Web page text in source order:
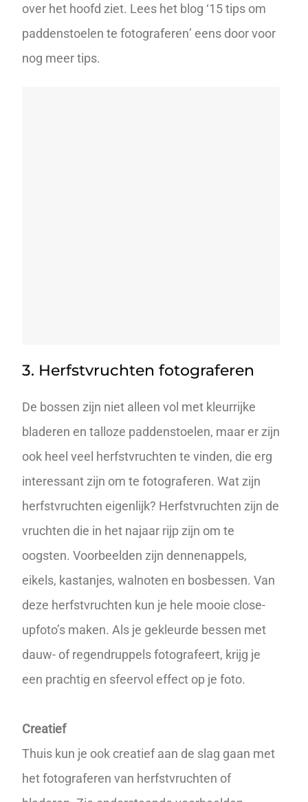
over het hoofd ziet. Lees het blog ‘15 tips om
paddenstoelen te fotograferen’ eens door voor
nog meer tips.
3. Herfstvruchten fotograferen
De bossen zijn niet alleen vol met kleurrijke
bladeren en talloze paddenstoelen, maar er zijn
ook heel veel herfstvruchten te vinden, die erg
interessant zijn om te fotograferen. Wat zijn
herfstvruchten eigenlijk? Herfstvruchten zijn de
vruchten die in het najaar rijp zijn om te
oogsten. Voorbeelden zijn dennenappels,
eikels, kastanjes, walnoten en bosbessen. Van
deze herfstvruchten kun je hele mooie close-
upfoto’s maken. Als je gekleurde bessen met
dauw- of regendruppels fotografeert, krijg je
een prachtig en sfeervol effect op je foto.
Creatief
Thuis kun je ook creatief aan de slag gaan met
het fotograferen van herfstvruchten of